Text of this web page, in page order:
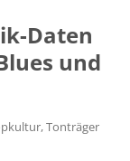
Daten
und
Tonträger